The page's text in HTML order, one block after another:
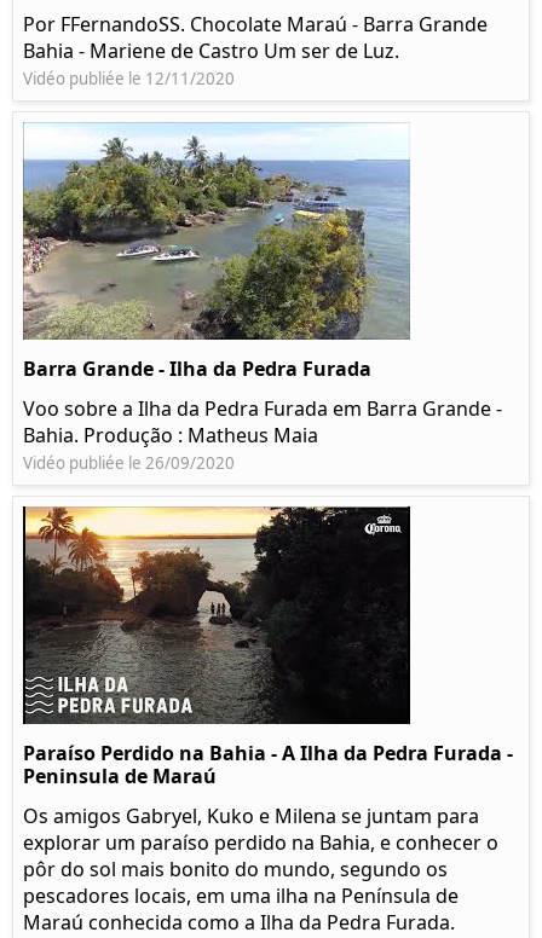
Por FFernandoSS. Chocolate Maraú - Barra Grande
Bahia - Mariene de Castro Um ser de Luz.
Vidéo publiée le 12/11/2020
Barra Grande - Ilha da Pedra Furada
Voo sobre a Ilha da Pedra Furada em Barra Grande -
Bahia. Produção : Matheus Maia
Vidéo publiée le 26/09/2020
Paraíso Perdido na Bahia - A Ilha da Pedra Furada -
Peninsula de Maraú
Os amigos Gabryel, Kuko e Milena se juntam para
explorar um paraíso perdido na Bahia, e conhecer o
pôr do sol mais bonito do mundo, segundo os
pescadores locais, em uma ilha na Península de
Maraú conhecida como a Ilha da Pedra Furada.